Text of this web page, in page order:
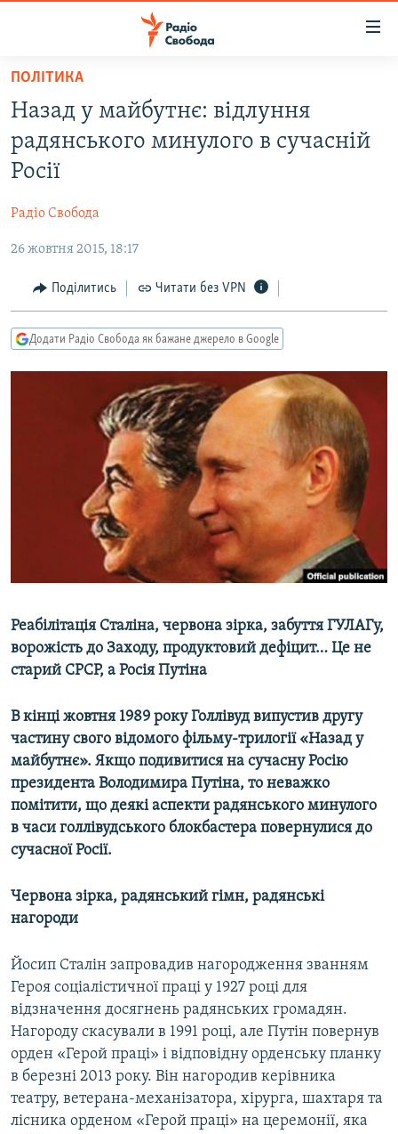
Перейти
основного
матеріалу
Перейти
до
основної
Перейти
пошуку
РАДІО СВОБОДА – 70 РОКІВ
ВСЕ ЗА ДОБУ
СТАТТІ
ЕКОНОМІКА
СУСПІЛЬСТВО
КУЛЬТУРА
УКРАЇНА
РОСІЙСЬКА «ФІЛЬТРАЦІЯ»
ДОНБАС.РЕАЛІЇ
КРИМ.РЕАЛІЇ
СХЕМИ
МУЛЬТИМЕДІА
СПЕЦПРОЄКТИ
ПОДКАСТИ
РУС
УКР
КТАТ
Усі сайти RFE/RL
ПОЛІТИКА
Назад у майбутнє: відлуння
радянського минулого в сучасній
Росії
Радіо Свобода
26 жовтня 2015, 18:17
Поділитись Читати без VPN
Додати Радіо Свобода як бажане джерело в Google
Реабілітація Сталіна, червона зірка, забуття ГУЛАГу,
ворожість до Заходу, продуктовий дефіцит… Це не
старий СРСР, а Росія Путіна
В кінці жовтня 1989 року Голлівуд випустив другу
частину свого відомого фільму-трилогії «Назад у
майбутнє». Якщо подивитися на сучасну Росію
президента Володимира Путіна, то неважко
помітити, що деякі аспекти радянського минулого
в часи голлівудського блокбастера повернулися до
сучасної Росії.
Червона зірка, радянський гімн, радянські
нагороди
Йосип Сталін запровадив нагородження званням
Героя соціалістичної праці у 1927 році для
відзначення досягнень радянських громадян.
Нагороду скасували в 1991 році, але Путін повернув
орден «Герой праці» і відповідну орденську планку
в березні 2013 року. Він нагородив керівника
театру, ветерана-механізатора, хірурга, шахтаря та
лісника орденом «Герой праці» на церемонії, яка